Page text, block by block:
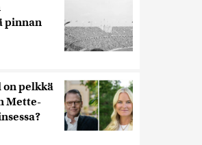
pinnan
on pelkkä
Mette-